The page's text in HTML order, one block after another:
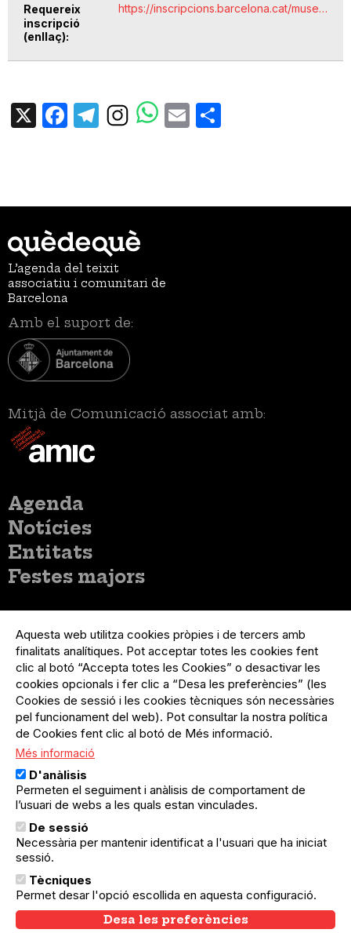
Requereix
inscripció
(enllaç)
https://inscripcions.barcelona.cat/muse…
X Facebook
TelegramEmail
L’agenda del teixit
associatiu i comunitari de
Barcelona
Amb el suport de:
Mitjà de Comunicació associat amb:
Menú
principal
Agenda
Notícies
Entitats
Festes majors
del
compte
d'usuari
Menú
usuari
no
loggat
Registre organització
Menú
Peu
Sobre el projecte
Preguntes freqüents
Contacte
Menú
Legal
Política de privacitat
Avís legal
Política de cookies
El Quèdequè no es fa responsable de les activitats
programades; en són responsables els col·lectius
organitzadors.
© Quedequè, 2025
Aquesta web utilitza cookies pròpies i de tercers amb
finalitats analítiques. Pot acceptar totes les cookies fent
clic al botó “Accepta totes les Cookies” o desactivar les
cookies opcionals i fer clic a “Desa les preferències” (les
Cookies de sessió i les cookies tècniques són necessàries
pel funcionament del web). Pot consultar la nostra política
de Cookies fent clic al botó de Més informació.
Més informació
D'anàlisis
Permeten el seguiment i anàlisis de comportament de
l’usuari de webs a les quals estan vinculades.
De sessió
Necessària per mantenir identificat a l'usuari que ha iniciat
sessió.
Tècniques
Permet desar l'opció escollida en aquesta configuració.
Desa les preferències